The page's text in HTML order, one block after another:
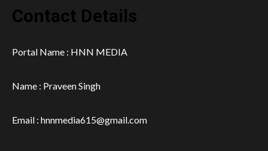
Contact Details
Portal Name : HNN MEDIA
Name : Praveen Singh
Email : hnnmedia615@gmail.com